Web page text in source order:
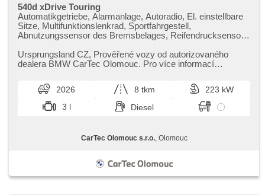
540d xDrive Touring
Automatikgetriebe, Alarmanlage, Autoradio, El. einstellbare
Sitze, Multifunktionslenkrad, Sportfahrgestell,
Abnutzungssensor des Bremsbelages, Reifendrucksensor,
Klimaanlage, el. tažné zařízení, bezklíčové odemykání,
bezklíčové startování, odvětrávaná sedadla, beheizte Sitze,
Ursprungsland CZ,​ Prověřené vozy od autorizovaného
dealera BMW CarTec Olomouc. Pro více informací
2026 8 tkm
223 kW
3 l
Diesel
CarTec Olomouc s.r.o., Olomouc